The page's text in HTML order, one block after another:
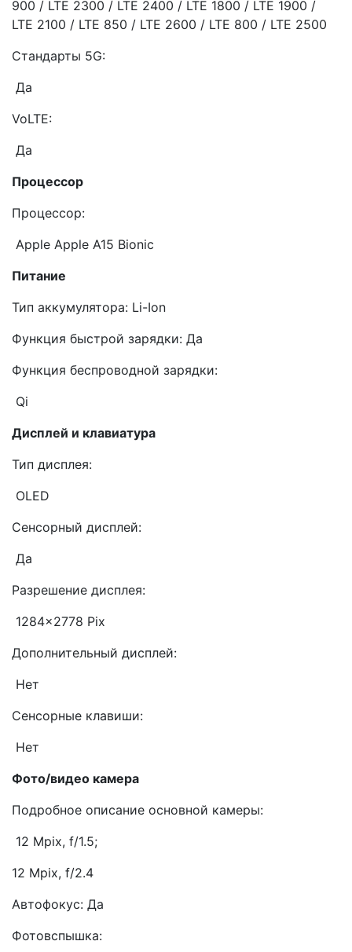
900 / LTE 2300 / LTE 2400 / LTE 1800 / LTE 1900 /
LTE 2100 / LTE 850 / LTE 2600 / LTE 800 / LTE 2500
Стандарты 5G:
Да
VoLTE:
Да
Процессор
Процессор:
Apple Apple A15 Bionic
Питание
Тип аккумулятора: Li-Ion
Функция быстрой зарядки: Да
Функция беспроводной зарядки:
Qi
Дисплей и клавиатура
Тип дисплея:
OLED
Сенсорный дисплей:
Да
Разрешение дисплея:
1284x2778 Pix
Дополнительный дисплей:
Нет
Сенсорные клавиши:
Нет
Фото/видео камера
Подробное описание основной камеры:
12 Mpix, f/1.5;
12 Mpix, f/2.4
Автофокус: Да
Фотовспышка: